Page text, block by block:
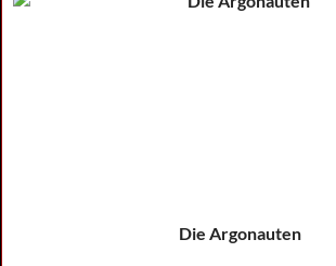
Die Argonauten